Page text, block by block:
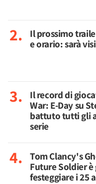
Il prossimo
e orario: sarà
Il record di
War: E-Day su
battuto tutti gli
serie
Tom Clancy's
Future Soldier è
festeggiare i 25